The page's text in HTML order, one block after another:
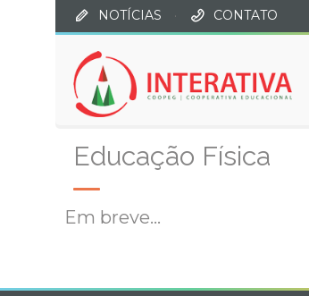
NOTÍCIAS · CONTATO
Educação Física
Em breve…